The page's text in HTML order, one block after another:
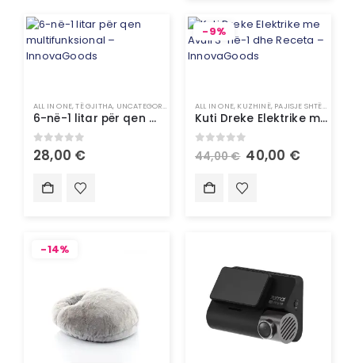
ALL IN ONE,TË GJITHA, UNCATEGORIZED
6-në-1 litar për qen multifunksional – InnovaGoods
0out of 5
28,00 €
-9%
ALL IN ONE, KUZHINË, PAJISJE SHTËPIAKE
Kuti Dreke Elektrike me Avull 3-në-1 dhe Receta – InnovaGoods
out of 5
44,00€ 40,00 €
-14%